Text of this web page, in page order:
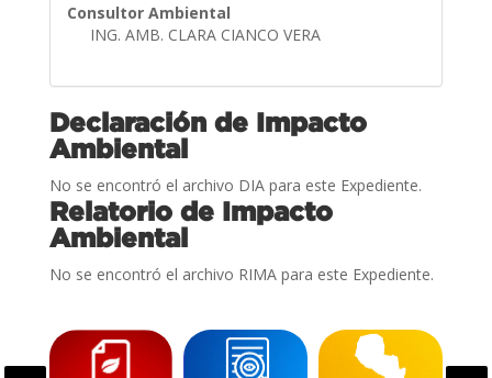
Consultor Ambiental
ING. AMB. CLARA CIANCO VERA
Declaración de Impacto
Ambiental
No se encontró el archivo DIA para este Expediente.
Relatorio de Impacto
Ambiental
No se encontró el archivo RIMA para este Expediente.